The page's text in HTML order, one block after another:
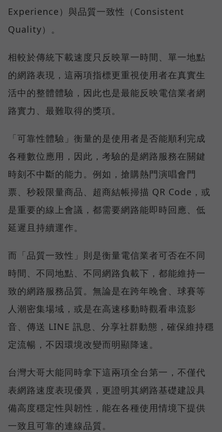
Experience）與品質一致性（Consistent
Quality）。
相較於傳統下載速度只反映單一時間、單一地點
的網路表現，這兩項指標更重視使用者在真實生
活中的整體體驗，因此也是最能反映電信業者網
路實力、最難取得的獎項。
「可靠性體驗」衡量的是使用者是否能順利完成
各種數位應用，因此，考驗的是網路服務在關鍵
時刻不中斷的能力。例如，搶購熱門演唱會門
票、秒殺限量商品、超商結帳掃描 QR Code，或
是重要的線上會議，都需要網路能即時回應、低
延遲且持續運作。
而「品質一致性」則是衡量電信業者可否在不同
時間、不同地點、不同網路負載下，都能維持一
致的網路服務品質。無論是在跨年晚會、球賽等
人潮密集場域，或是在高速移動時觀看串流影
音、傳送 LINE 訊息、分享社群動態，確保維持穩
定流暢，不因環境改變而明顯降速。
台灣大哥大能同時拿下這兩項全台第一，不僅代
表網路速度表現優異，更證明其網路基礎建設具
備高度穩定性與韌性，能在各種使用情境下提供
一致且可靠的連線品質。